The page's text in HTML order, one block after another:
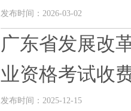
发布时间：2026-03-02
广东省发展改
业资格考试收
发布时间：2025-12-15